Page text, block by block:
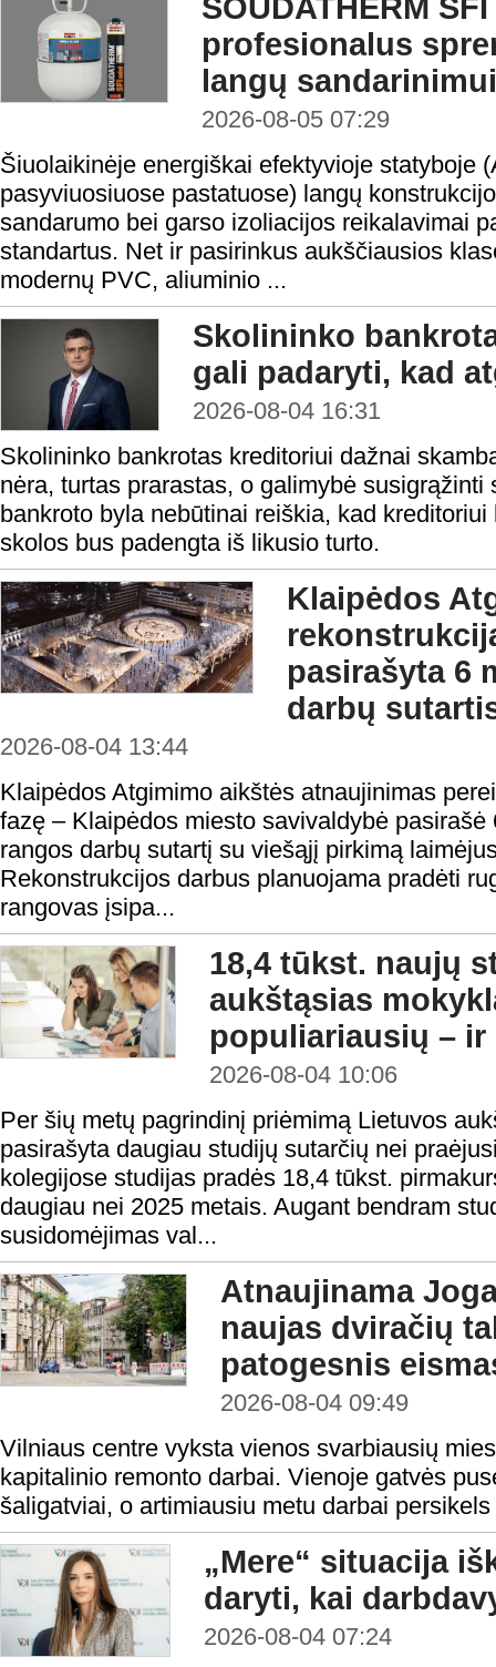
SOUDATHERM
profesionalus
langų
2026-08-05 07:29
Šiuolaikinėje energiškai efektyvioje statyboje
pasyviuosiuose pastatuose) langų
sandarumo bei garso izoliacijos reikalavimai
standartus. Net ir pasirinkus aukščiausios
modernų PVC, aliuminio ...
Skolininko
gali padaryti, kad
2026-08-04 16:31
Skolininko bankrotas kreditoriui dažnai
nėra, turtas prarastas, o galimybė susigrąžinti
bankroto byla nebūtinai reiškia, kad
skolos bus padengta iš likusio turto.
Klaipėdos
pasirašyta 6
darbų
2026-08-04 13:44
Klaipėdos Atgimimo aikštės atnaujinimas
fazę – Klaipėdos miesto savivaldybė
rangos darbų sutartį su viešąjį pirkimą
Rekonstrukcijos darbus planuojama pradėti
rangovas įsipa...
18,4 tūkst. naujų
aukštąsias
populiariausių –
2026-08-04 10:06
Per šių metų pagrindinį priėmimą Lietuvos
pasirašyta daugiau studijų sutarčių nei
kolegijose studijas pradės 18,4 tūkst.
daugiau nei 2025 metais. Augant bendram
susidomėjimas val...
Atnaujinama
naujas dviračių
patogesnis
2026-08-04 09:49
Vilniaus centre vyksta vienos svarbiausių
kapitalinio remonto darbai. Vienoje gatvės
šaligatviai, o artimiausiu metu darbai
„Mere“ situacija
daryti, kai
2026-08-04 07:24